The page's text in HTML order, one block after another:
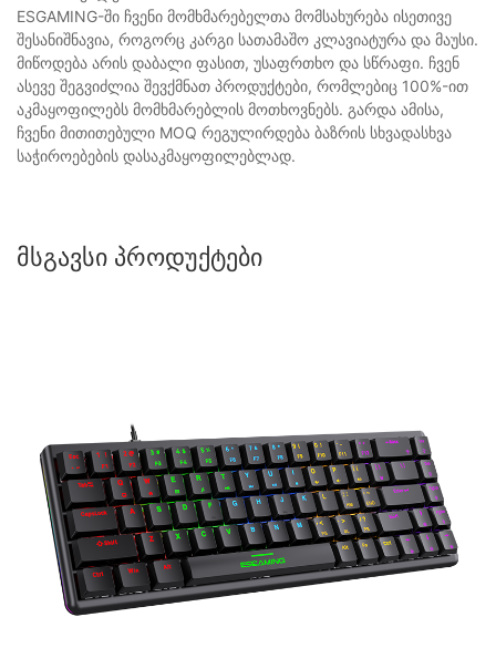
ESGAMING-ში ჩვენი მომხმარებელთა მომსახურება ისეთივე
შესანიშნავია, როგორც კარგი სათამაშო კლავიატურა და მაუსი.
მიწოდება არის დაბალი ფასით, უსაფრთხო და სწრაფი. ჩვენ
ასევე შეგვიძლია შევქმნათ პროდუქტები, რომლებიც 100%-ით
აკმაყოფილებს მომხმარებლის მოთხოვნებს. გარდა ამისა,
ჩვენი მითითებული MOQ რეგულირდება ბაზრის სხვადასხვა
საჭიროებების დასაკმაყოფილებლად.
Მსგავსი Პროდუქტები